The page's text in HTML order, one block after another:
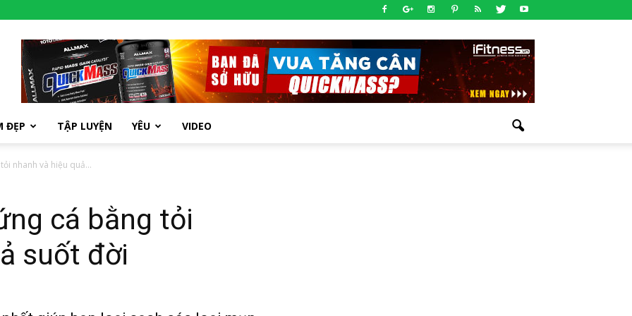
ĐẸP TẬP LUYỆN YÊU VIDEO
nhanh và hiệu quả...
cá bằng tỏi
suốt đời